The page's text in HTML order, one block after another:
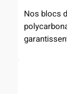
Nos blocs